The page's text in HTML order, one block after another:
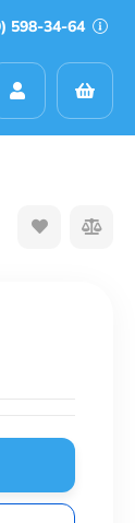
598-34-64